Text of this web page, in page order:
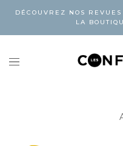
DÉCOUVREZ NOS
LA